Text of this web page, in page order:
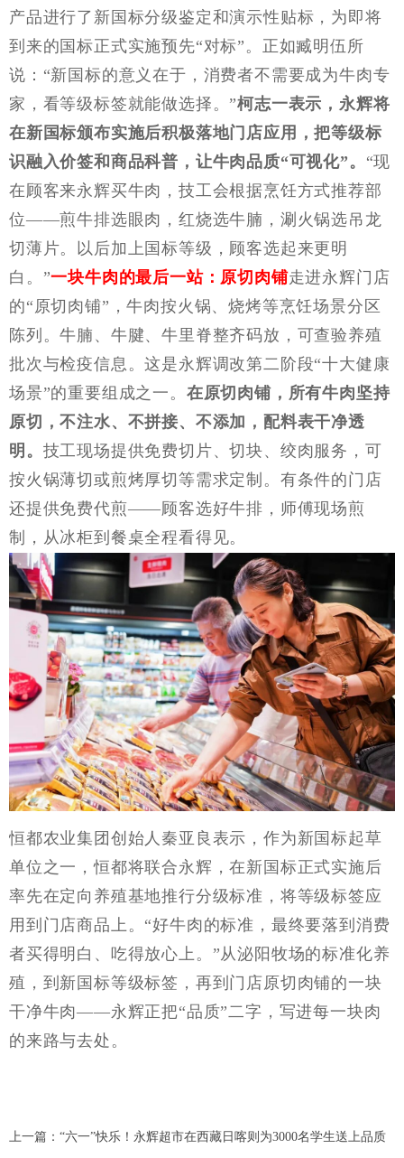
产品进行了新国标分级鉴定和演示性贴标，为即将
到来的国标正式实施预先“对标”。正如臧明伍所
说：“新国标的意义在于，消费者不需要成为牛肉专
家，看等级标签就能做选择。”柯志一表示，永辉将
在新国标颁布实施后积极落地门店应用，把等级标
识融入价签和商品科普，让牛肉品质“可视化”。 “现
在顾客来永辉买牛肉，技工会根据烹饪方式推荐部
位——煎牛排选眼肉，红烧选牛腩，涮火锅选吊龙
切薄片。以后加上国标等级，顾客选起来更明
白。”一块牛肉的最后一站：原切肉铺走进永辉门店
的“原切肉铺”，牛肉按火锅、烧烤等烹饪场景分区
陈列。牛腩、牛腱、牛里脊整齐码放，可查验养殖
批次与检疫信息。这是永辉调改第二阶段“十大健康
场景”的重要组成之一。 在原切肉铺，所有牛肉坚持
原切，不注水、不拼接、不添加，配料表干净透
明。 技工现场提供免费切片、切块、绞肉服务，可
按火锅薄切或煎烤厚切等需求定制。有条件的门店
还提供免费代煎——顾客选好牛排，师傅现场煎
制，从冰柜到餐桌全程看得见。
恒都农业集团创始人秦亚良表示，作为新国标起草
单位之一，恒都将联合永辉，在新国标正式实施后
率先在定向养殖基地推行分级标准，将等级标签应
用到门店商品上。 “好牛肉的标准，最终要落到消费
者买得明白、吃得放心上。”从泌阳牧场的标准化养
殖，到新国标等级标签，再到门店原切肉铺的一块
干净牛肉——永辉正把“品质”二字，写进每一块肉
的来路与去处。
上一篇： “六一”快乐！永辉超市在西藏日喀则为3000名学生送上品质